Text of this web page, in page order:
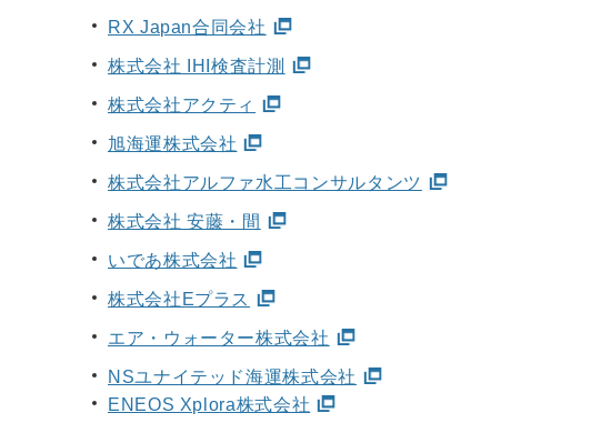
RX Japan合同会社
株式会社 IHI検査計測
株式会社アクティ
旭海運株式会社
株式会社アルファ水工コンサルタンツ
株式会社 安藤・間
いであ株式会社
株式会社Eプラス
エア・ウォーター株式会社
NSユナイテッド海運株式会社
ENEOS Xplora株式会社